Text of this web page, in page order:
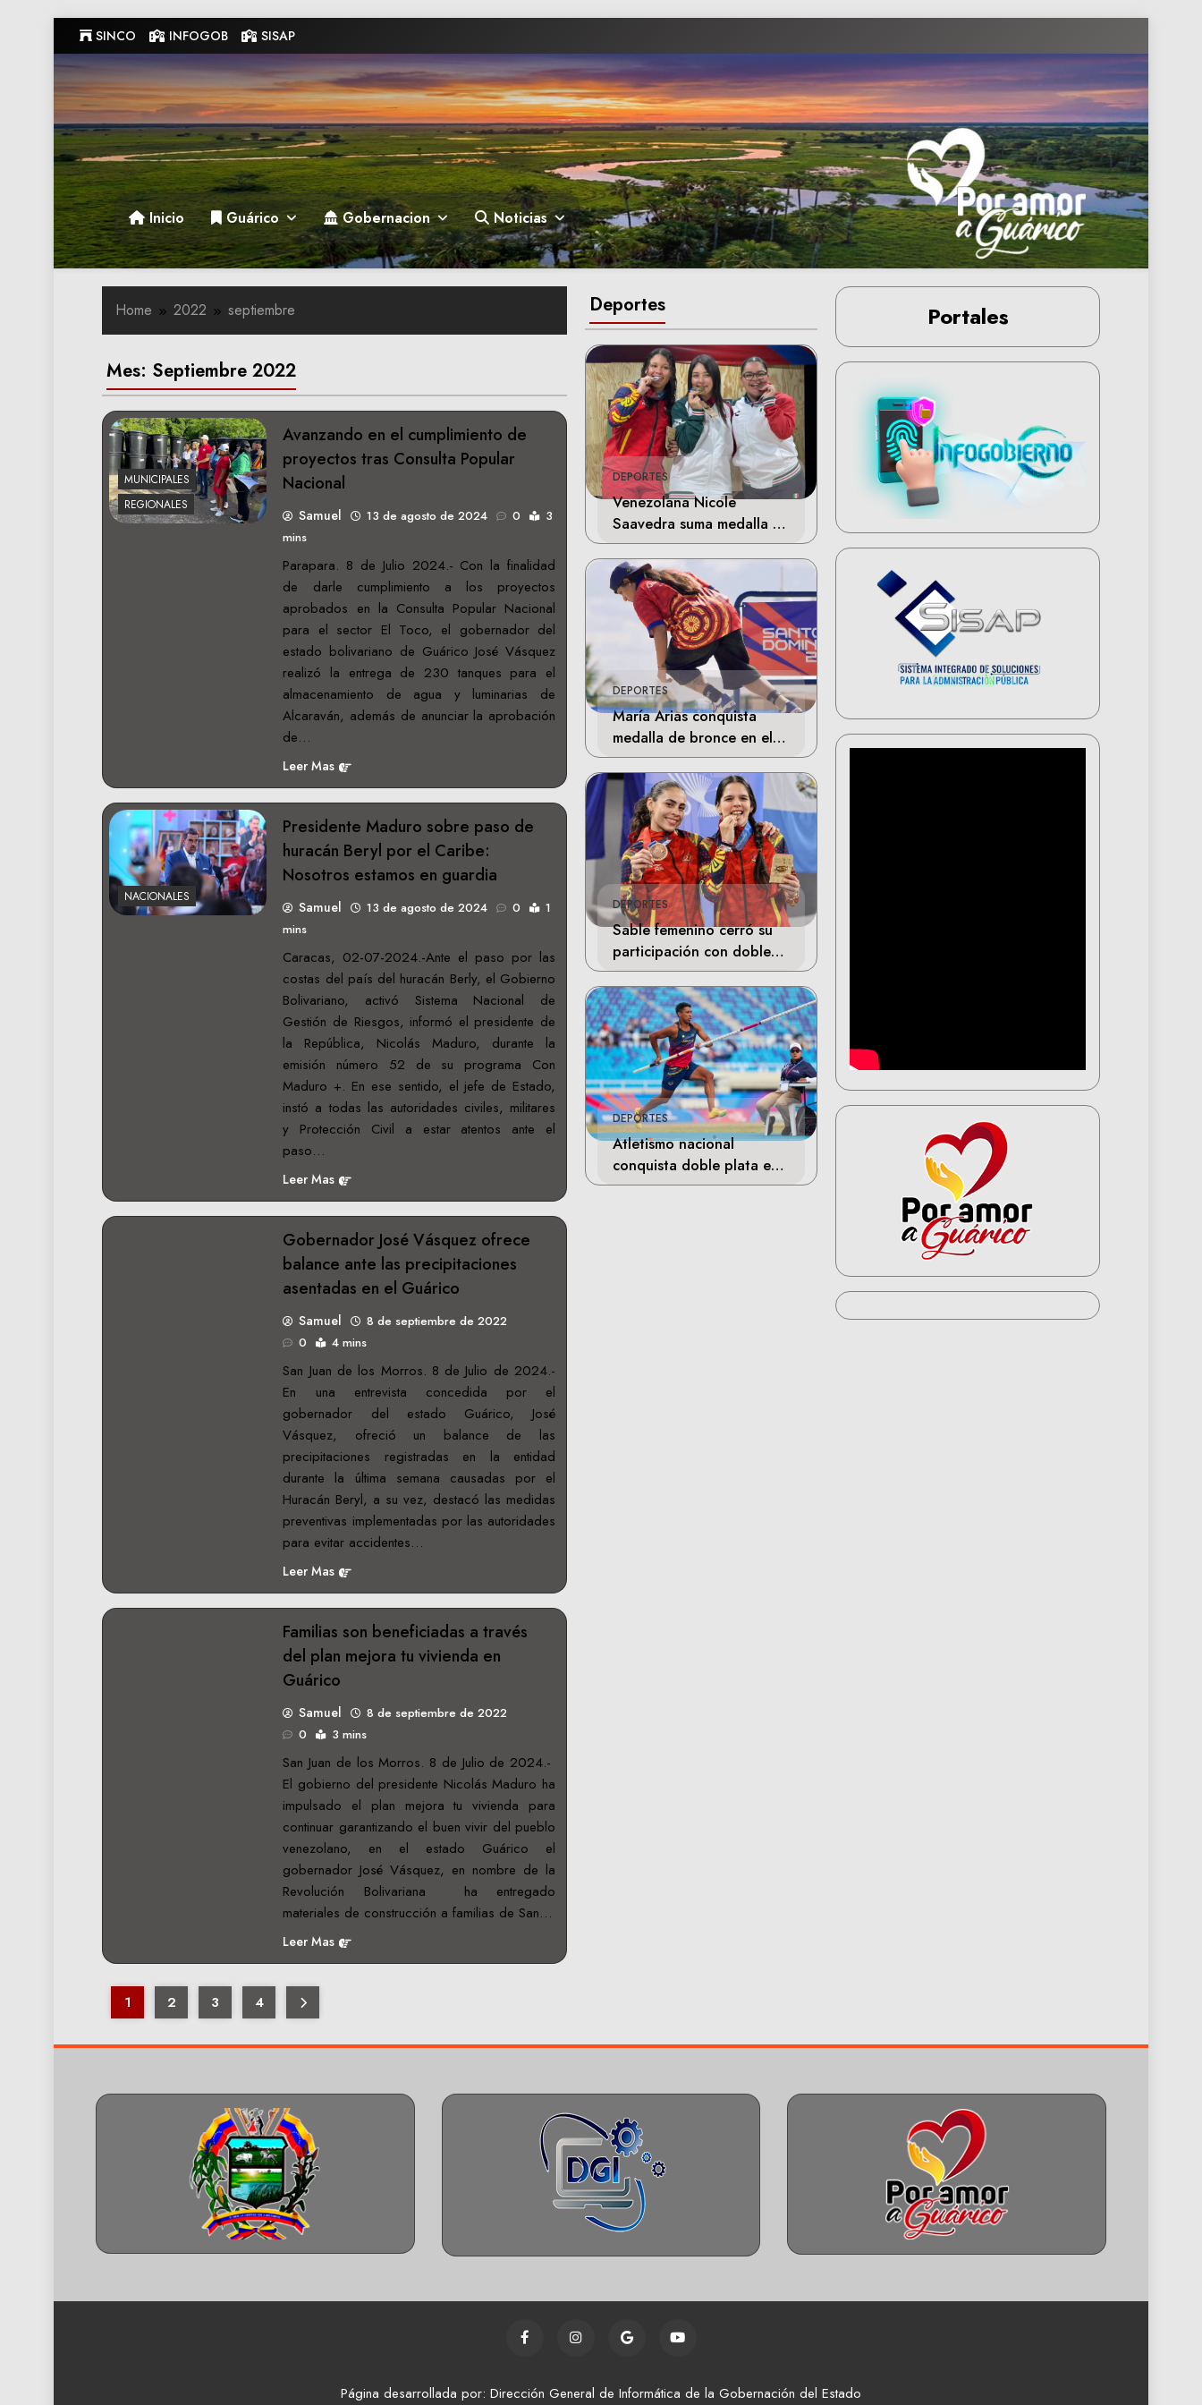
to
content
SINCO INFOGOB SISAP
Gobernacion de Guarico
Gobernacion de Guarico
Inicio Guárico Gobernacion Noticias
Deportes
DEPORTES
Venezolana Nicole
Saavedra suma medalla de
plata en la final de Tiro
Deportivo
DEPORTES
María Arias conquista
medalla de bronce en el
skateboarding de los
Juegos Centroamericanos
DEPORTES
Sable femenino cerró su
participación con doble
bronce en Santo Domingo
DEPORTES
Atletismo nacional
conquista doble plata en
Santo Domingo
Home 2022 septiembre
Mes: Septiembre 2022
MUNICIPALES
REGIONALES
Avanzando en el cumplimiento de
proyectos tras Consulta Popular
Nacional
Samuel 13 de agosto de 2024 0
3
mins
Parapara. 8 de Julio 2024.- Con la finalidad
de darle cumplimiento a los proyectos
aprobados en la Consulta Popular Nacional
para el sector El Toco, el gobernador del
estado bolivariano de Guárico José Vásquez
realizó la entrega de 230 tanques para el
almacenamiento de agua y luminarias de
Alcaraván, además de anunciar la aprobación
de…
Leer Mas
NACIONALES
Presidente Maduro sobre paso de
huracán Beryl por el Caribe:
Nosotros estamos en guardia
Samuel 13 de agosto de 2024 0
1
mins
Caracas, 02-07-2024.-Ante el paso por las
costas del país del huracán Berly, el Gobierno
Bolivariano, activó Sistema Nacional de
Gestión de Riesgos, informó el presidente de
la República, Nicolás Maduro, durante la
emisión número 52 de su programa Con
Maduro +. En ese sentido, el jefe de Estado,
instó a todas las autoridades civiles, militares
y Protección Civil a estar atentos ante el
paso…
Leer Mas
REGIONALES
Gobernador José Vásquez ofrece
balance ante las precipitaciones
asentadas en el Guárico
Samuel
8 de septiembre de 2022
0
4 mins
San Juan de los Morros. 8 de Julio de 2024.-
En una entrevista concedida por el
gobernador del estado Guárico, José
Vásquez, ofreció un balance de las
precipitaciones registradas en la entidad
durante la última semana causadas por el
Huracán Beryl, a su vez, destacó las medidas
preventivas implementadas por las autoridades
para evitar accidentes…
Leer Mas
REGIONALES
Familias son beneficiadas a través
del plan mejora tu vivienda en
Guárico
Samuel
8 de septiembre de 2022
0
3 mins
San Juan de los Morros. 8 de Julio de 2024.-
El gobierno del presidente Nicolás Maduro ha
impulsado el plan mejora tu vivienda para
continuar garantizando el buen vivir del pueblo
venezolano, en el estado Guárico el
gobernador José Vásquez, en nombre de la
Revolución Bolivariana ha entregado
materiales de construcción a familias de San…
Leer Mas
1 2 3 4
Portales
Página desarrollada por: Dirección General de Informática de la Gobernación del Estado